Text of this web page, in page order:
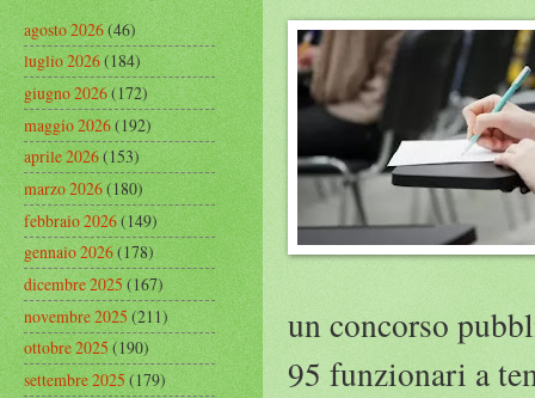
un concorso
95 funzionari a
agosto 2026(46)
luglio 2026(184)
giugno 2026(172)
maggio 2026(192)
aprile 2026(153)
marzo 2026(180)
febbraio 2026(149)
gennaio 2026(178)
dicembre 2025(167)
novembre 2025(211)
ottobre 2025(190)
settembre 2025(179)